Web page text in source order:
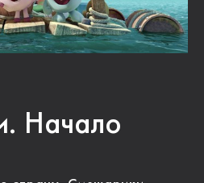
Начало